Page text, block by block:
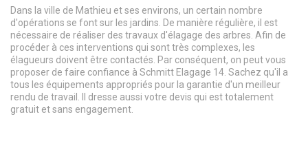
Dans la ville de Mathieu et ses environs, un certain nombre
d'opérations se font sur les jardins. De manière régulière, il est
nécessaire de réaliser des travaux d'élagage des arbres. Afin de
procéder à ces interventions qui sont très complexes, les
élagueurs doivent être contactés. Par conséquent, on peut vous
proposer de faire confiance à Schmitt Elagage 14. Sachez qu'il a
tous les équipements appropriés pour la garantie d'un meilleur
rendu de travail. Il dresse aussi votre devis qui est totalement
gratuit et sans engagement.